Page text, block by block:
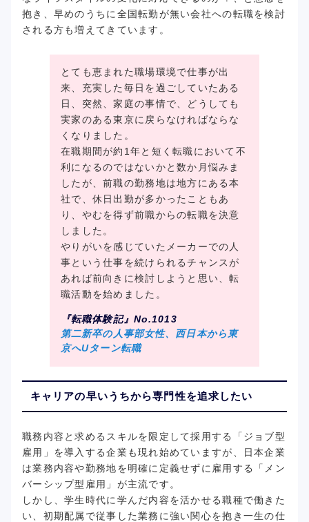
抱き、早めのうちに全国転勤が無い会社への転職を検討
される方も増えてきています。
とても恵まれた職場環境で仕事が出
来、充実した毎日を過ごしていたある
日、突然、家庭の事情で、どうしても
実家のある東京に戻らなければならな
くなりました。
在職期間が約1年と短く転職において不
利になるのではないかと数か月悩みま
したが、前職の勤務地は地方にある本
社で、休日出勤が多かったこともあ
り、やむを得ず前職からの転職を決意
しました。
やりがいを感じていたメーカーでの人
事という仕事を続けられるチャンスが
あれば前向きに検討しようと思い、転
職活動を始めました。
『転職体験記』No.1013
第二新卒の人事部女性、西日本から東
京へUターン転職
キャリアの早いうちから専門性を追求したい
職務内容と求めるスキルを限定して採用する「ジョブ型
雇用」を導入する企業も現れ始めていますが、日本企業
は業務内容や勤務地を明確に定義せずに雇用する「メン
バーシップ型雇用」が主流です。
しかし、学生時代に学んだ内容を活かせる職種で働きた
い、初期配属で従事した業務に強い関心を抱き一生の仕